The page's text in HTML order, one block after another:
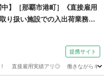
中】［那覇市港町］《直接雇用
り扱い施設での入出荷業務／
料駐車場完備
提携サイト
直接雇用実績アリ◎ 働きながらキャリ